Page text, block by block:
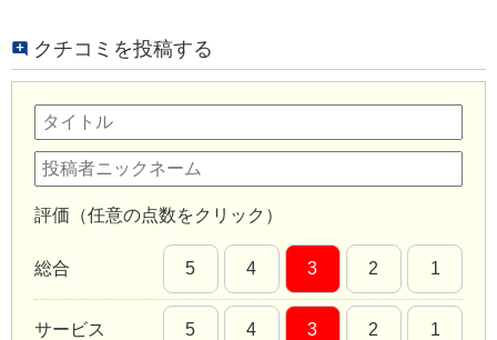
クチコミを投稿する
評価（任意の点数をクリック）
総合 5 4 3 2 1
サービス 5 4 3 2 1